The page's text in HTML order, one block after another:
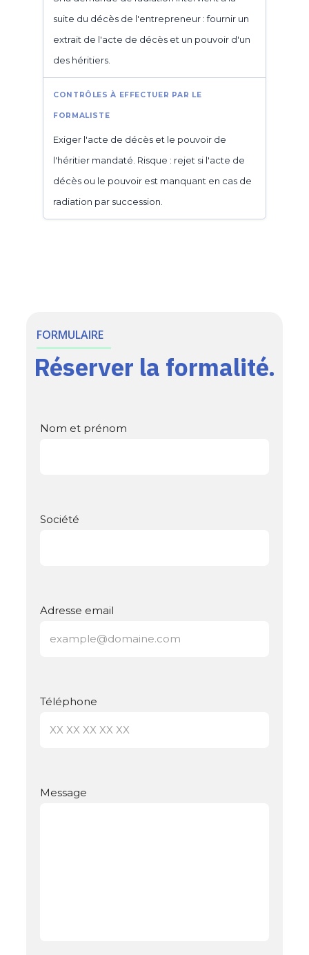
suite du décès de l'entrepreneur : fournir un
extrait de l'acte de décès et un pouvoir d'un
des héritiers.
Exiger l'acte de décès et le pouvoir de
l'héritier mandaté. Risque : rejet si l'acte de
décès ou le pouvoir est manquant en cas de
radiation par succession.
FORMULAIRE
Réserver la formalité.
Nom et prénom
Société
Adresse email
Téléphone
Message